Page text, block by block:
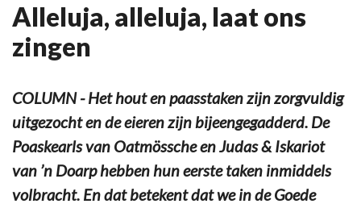
Alleluja, alleluja, laat ons
zingen
COLUMN - Het hout en paasstaken zijn zorgvuldig
uitgezocht en de eieren zijn bijeengegadderd. De
Poaskearls van Oatmössche en Judas & Iskariot
van ’n Doarp hebben hun eerste taken inmiddels
volbracht. En dat betekent dat we in de Goede